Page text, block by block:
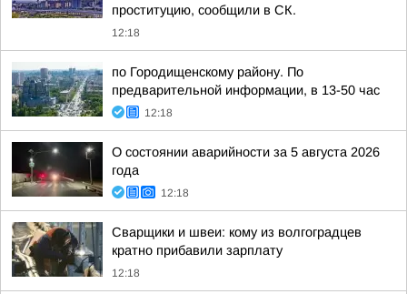
проституцию, сообщили в СК.
12:18
по Городищенскому району. По
предварительной информации, в 13-50 час
12:18
О состоянии аварийности за 5 августа 2026
года
12:18
Сварщики и швеи: кому из волгоградцев
кратно прибавили зарплату
12:18